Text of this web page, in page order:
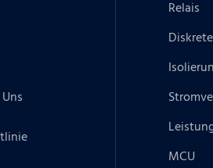
Relais
MCU